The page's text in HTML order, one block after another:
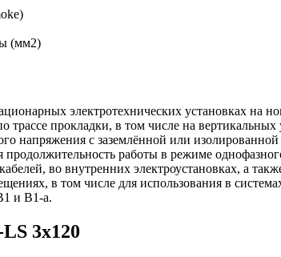
(мм2)
электротехнических установках
трассе прокладки, в том числе на вертикальных
напряжения с заземлённой или
работы в режиме
во внутренних электроустановках, а
в том числе для использования в
и В1-а.
3х120